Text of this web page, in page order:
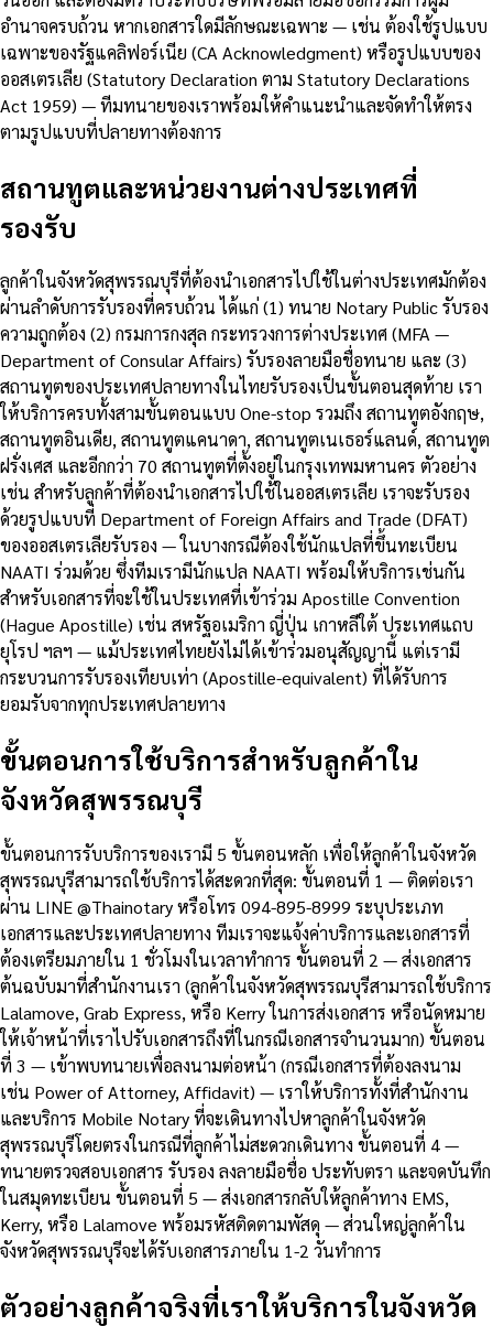
อำนาจครบถ้วน หากเอกสารใดมีลักษณะเฉพาะ — เช่น ต้องใช้รูปแบบ
เฉพาะของรัฐแคลิฟอร์เนีย (CA Acknowledgment) หรือรูปแบบของ
ออสเตรเลีย (Statutory Declaration ตาม Statutory Declarations
Act 1959) — ทีมทนายของเราพร้อมให้คำแนะนำและจัดทำให้ตรง
ตามรูปแบบที่ปลายทางต้องการ
สถานทูตและหน่วยงานต่างประเทศที่
รองรับ
ลูกค้าในจังหวัดสุพรรณบุรีที่ต้องนำเอกสารไปใช้ในต่างประเทศมักต้อง
ผ่านลำดับการรับรองที่ครบถ้วน ได้แก่ (1) ทนาย Notary Public รับรอง
ความถูกต้อง (2) กรมการกงสุล กระทรวงการต่างประเทศ (MFA —
Department of Consular Affairs) รับรองลายมือชื่อทนาย และ (3)
สถานทูตของประเทศปลายทางในไทยรับรองเป็นขั้นตอนสุดท้าย เรา
ให้บริการครบทั้งสามขั้นตอนแบบ One-stop รวมถึง สถานทูตอังกฤษ,
สถานทูตอินเดีย, สถานทูตแคนาดา, สถานทูตเนเธอร์แลนด์, สถานทูต
ฝรั่งเศส และอีกกว่า 70 สถานทูตที่ตั้งอยู่ในกรุงเทพมหานคร ตัวอย่าง
เช่น สำหรับลูกค้าที่ต้องนำเอกสารไปใช้ในออสเตรเลีย เราจะรับรอง
ด้วยรูปแบบที่ Department of Foreign Affairs and Trade (DFAT)
ของออสเตรเลียรับรอง — ในบางกรณีต้องใช้นักแปลที่ขึ้นทะเบียน
NAATI ร่วมด้วย ซึ่งทีมเรามีนักแปล NAATI พร้อมให้บริการเช่นกัน
สำหรับเอกสารที่จะใช้ในประเทศที่เข้าร่วม Apostille Convention
(Hague Apostille) เช่น สหรัฐอเมริกา ญี่ปุ่น เกาหลีใต้ ประเทศแถบ
ยุโรป ฯลฯ — แม้ประเทศไทยยังไม่ได้เข้าร่วมอนุสัญญานี้ แต่เรามี
กระบวนการรับรองเทียบเท่า (Apostille-equivalent) ที่ได้รับการ
ยอมรับจากทุกประเทศปลายทาง
ขั้นตอนการใช้บริการสำหรับลูกค้าใน
จังหวัดสุพรรณบุรี
ขั้นตอนการรับบริการของเรามี 5 ขั้นตอนหลัก เพื่อให้ลูกค้าในจังหวัด
สุพรรณบุรีสามารถใช้บริการได้สะดวกที่สุด: ขั้นตอนที่ 1 — ติดต่อเรา
ผ่าน LINE @Thainotary หรือโทร 094-895-8999 ระบุประเภท
เอกสารและประเทศปลายทาง ทีมเราจะแจ้งค่าบริการและเอกสารที่
ต้องเตรียมภายใน 1 ชั่วโมงในเวลาทำการ ขั้นตอนที่ 2 — ส่งเอกสาร
ต้นฉบับมาที่สำนักงานเรา (ลูกค้าในจังหวัดสุพรรณบุรีสามารถใช้บริการ
Lalamove, Grab Express, หรือ Kerry ในการส่งเอกสาร หรือนัดหมาย
ให้เจ้าหน้าที่เราไปรับเอกสารถึงที่ในกรณีเอกสารจำนวนมาก) ขั้นตอน
ที่ 3 — เข้าพบทนายเพื่อลงนามต่อหน้า (กรณีเอกสารที่ต้องลงนาม
เช่น Power of Attorney, Affidavit) — เราให้บริการทั้งที่สำนักงาน
และบริการ Mobile Notary ที่จะเดินทางไปหาลูกค้าในจังหวัด
สุพรรณบุรีโดยตรงในกรณีที่ลูกค้าไม่สะดวกเดินทาง ขั้นตอนที่ 4 —
ทนายตรวจสอบเอกสาร รับรอง ลงลายมือชื่อ ประทับตรา และจดบันทึก
ในสมุดทะเบียน ขั้นตอนที่ 5 — ส่งเอกสารกลับให้ลูกค้าทาง EMS,
Kerry, หรือ Lalamove พร้อมรหัสติดตามพัสดุ — ส่วนใหญ่ลูกค้าใน
จังหวัดสุพรรณบุรีจะได้รับเอกสารภายใน 1-2 วันทำการ
ตัวอย่างลูกค้าจริงที่เราให้บริการในจังหวัด